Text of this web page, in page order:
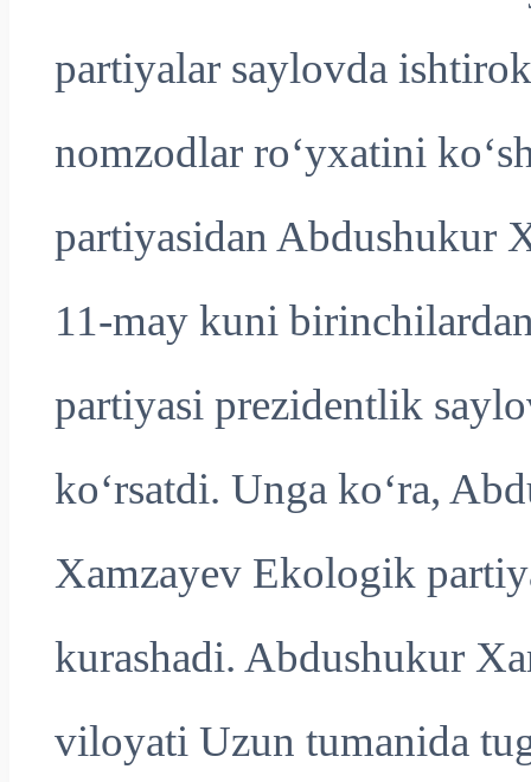
partiyalar saylovda
nomzodlar ro‘yxatini
partiyasidan Abdushukur
11-may kuni
partiyasi prezidentlik
ko‘rsatdi. Unga ko‘ra,
Xamzayev Ekologik
kurashadi. Abdushukur
viloyati Uzun tumanida